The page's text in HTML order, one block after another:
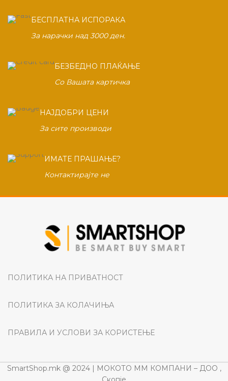
БЕСПЛАТНА ИСПОРАКА
За нарачки над 3000 ден.
БЕЗБЕДНО ПЛАЌАЊЕ
Со Вашата картичка
НАЈДОБРИ ЦЕНИ
За сите производи
ИМАТЕ ПРАШАЊЕ?
Контактирајте не
ПОЛИТИКА НА ПРИВАТНОСТ
ПОЛИТИКА ЗА КОЛАЧИЊА
ПРАВИЛА И УСЛОВИ ЗА КОРИСТЕЊЕ
SmartShop.mk @ 2024 | МОКОТО ММ КОМПАНИ – ДОО ,